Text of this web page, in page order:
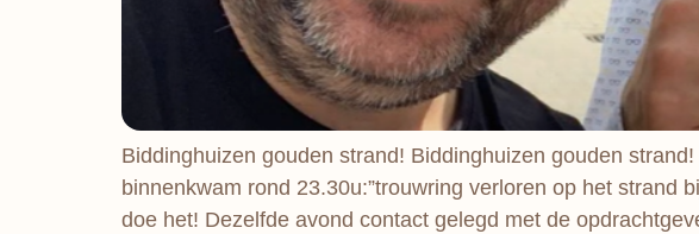
Biddinghuizen gouden strand! Biddinghuizen gouden
binnenkwam rond 23.30u:”trouwring verloren op het strand
doe het! Dezelfde avond contact gelegd met de